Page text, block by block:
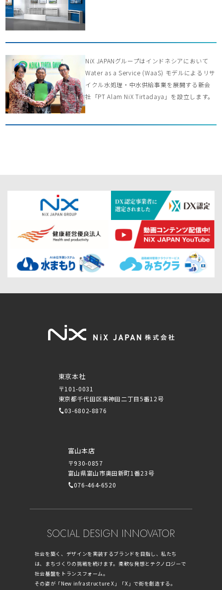
NiX JAPANグループはインドネシアにおいて
Water as a Service (WaaS) モデルによるリサ
イクル水処理・中水供給事業を展開する新会
社「PT Alam NiX Tirtadaya」を設立します。
東京本社
〒101-0031
東京都千代田区東神田二丁目5番12号
03-6802-8876
富山本店
〒930-0857
富山県富山市奥田新町1番23号
076-464-6520
SOCIAL DESIGN INNOVATOR
社会を築く、デザインを実装するブランドを目指し、私たち
は、まちづくりの挑戦を続けます。柔軟な発想とテクノロジーで
社会基盤をトランスフォーム。
その姿が「New infrastructure X」「X」で街を創造する。